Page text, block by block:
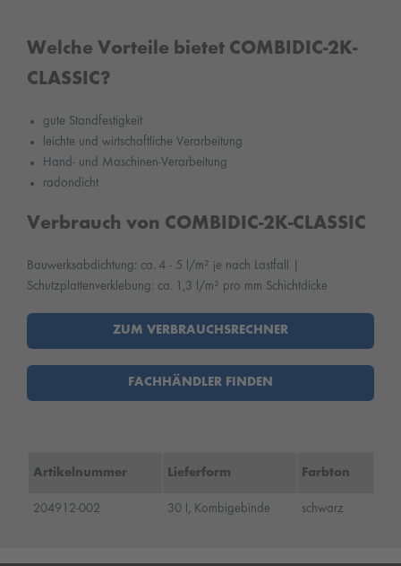
Welche Vorteile bietet COMBIDIC-2K-
CLASSIC?
gute Standfestigkeit
leichte und wirtschaftliche Verarbeitung
Hand- und Maschinen-Verarbeitung
radondicht
Verbrauch von COMBIDIC-2K-CLASSIC
Bauwerksabdichtung: ca. 4 - 5 l/m² je nach Lastfall |
Schutzplattenverklebung: ca. 1,3 l/m² pro mm Schichtdicke
ZUM VERBRAUCHSRECHNER
FACHHÄNDLER FINDEN
Artikelnummer Lieferform Farbton
204912-002 30 l, Kombigebinde schwarz